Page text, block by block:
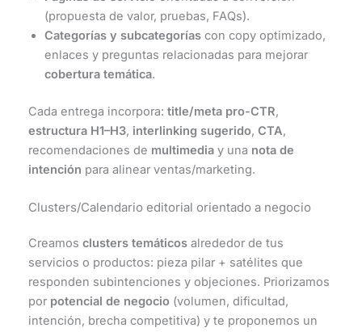
(propuesta de valor, pruebas, FAQs).
Categorías y subcategoríascon copy optimizado,
enlaces y preguntas relacionadas para mejorar
cobertura temática.
Cada entrega incorpora: title/meta pro-CTR,
estructura H1–H3, interlinking sugerido, CTA,
recomendaciones de multimediay una nota de
intención para alinear ventas/marketing.
Clusters/Calendario editorial orientado a negocio
Creamos clusters temáticosalrededor de tus
servicios o productos: pieza pilar + satélites que
responden subintenciones y objeciones. Priorizamos
por potencial de negocio(volumen, dificultad,
intención, brecha competitiva) y te proponemos un